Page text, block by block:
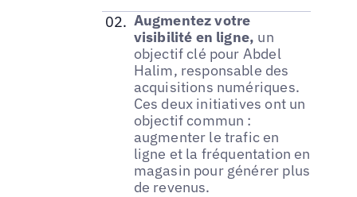
Augmentez votre
visibilité en ligne, un
objectif clé pour Abdel
Halim, responsable des
acquisitions numériques.
Ces deux initiatives ont un
objectif commun :
augmenter le trafic en
ligne et la fréquentation en
magasin pour générer plus
de revenus.